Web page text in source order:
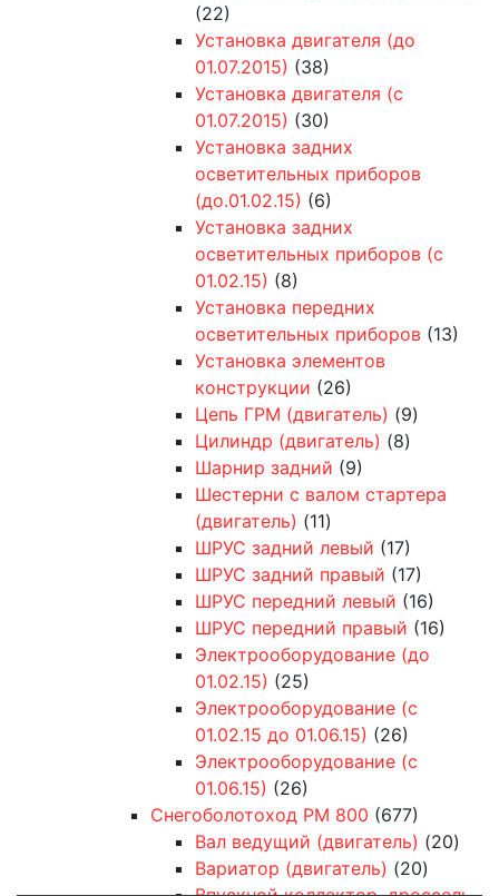
(22)
Установка двигателя (до
01.07.2015) (38)
Установка двигателя (с
01.07.2015) (30)
Установка задних
осветительных приборов
(до.01.02.15) (6)
Установка задних
осветительных приборов (с
01.02.15) (8)
Установка передних
осветительных приборов (13)
Установка элементов
конструкции (26)
Цепь ГРМ (двигатель) (9)
Цилиндр (двигатель) (8)
Шарнир задний (9)
Шестерни с валом стартера
(двигатель) (11)
ШРУС задний левый (17)
ШРУС задний правый (17)
ШРУС передний левый (16)
ШРУС передний правый (16)
Электрооборудование (до
01.02.15) (25)
Электрооборудование (с
01.02.15 до 01.06.15) (26)
Электрооборудование (с
01.06.15) (26)
Снегоболотоход РМ 800 (677)
Вал ведущий (двигатель) (20)
Вариатор (двигатель) (20)